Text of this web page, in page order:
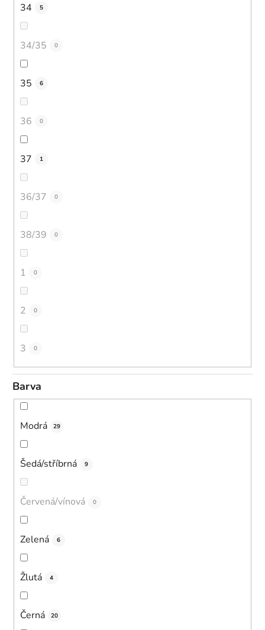
34 5
34/35 0
35 6
36 0
37 1
36/37 0
38/39 0
1 0
2 0
3 0
Barva
Modrá 29
Šedá/stříbrná 9
Červená/vínová 0
Zelená 6
Žlutá 4
Černá 20